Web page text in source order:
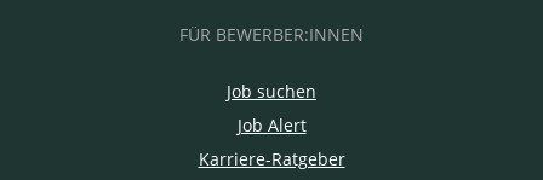
FÜR BEWERBER:INNEN
Job suchen
Job Alert
Karriere-Ratgeber